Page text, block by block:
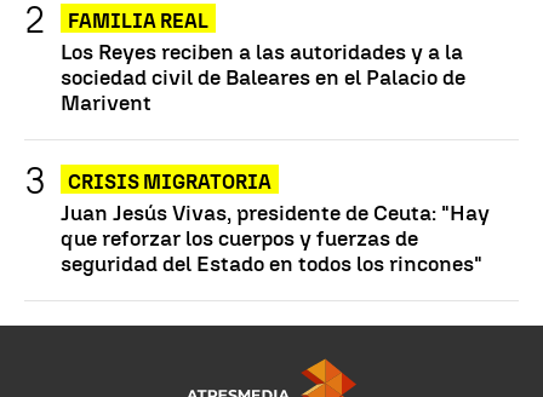
FAMILIA REAL
Los Reyes reciben a las autoridades y a la
sociedad civil de Baleares en el Palacio de
Marivent
CRISIS MIGRATORIA
Juan Jesús Vivas, presidente de Ceuta: "Hay
que reforzar los cuerpos y fuerzas de
seguridad del Estado en todos los rincones"